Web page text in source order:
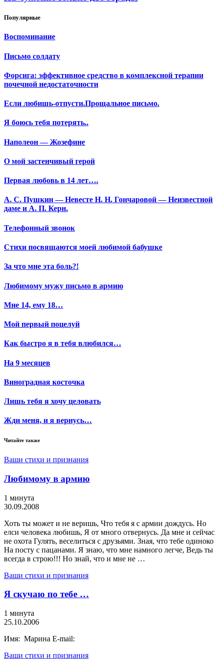
Популярные
Воспоминание
Письмо солдату
Форсига: эффективное средство в комплексной терапии
почечной недостаточности
Если любишь-отпусти.Прощальное письмо.
Я боюсь тебя потерять..
Наполеон — Жозефине
О мой застенчивый герой
Первая любовь в 14 лет….
А. С. Пушкин — Невесте Н. Н. Гончаровой — Неизвестной
даме и А. П. Керн.
Телефонный звонок
Стихи посвящаются моей любимой бабушке
За что мне эта боль?!
Любимому мужу письмо в армию
Мне 14, ему 18…
Мой первый поцелуй
Как быстро я в тебя влюбился…
На 9 месяцев
Виноградная косточка
Лишь тебя я хочу целовать
Жди меня, и я вернусь…
Читайте также
Ваши стихи и признания
Любимому в армию
1 минута
30.09.2008
Хоть ты может и не веришь, Что тебя я с армии дождусь. Но
елси человека любишь, Я от много отвернусь. Да мне и сейчас
не охота Гулять, веселиться с друзьями. Зная, что тебе одиноко
На посту с пацанами. Я знаю, что мне намного легче, Ведь ты
всегда в строю!!! Но знай, что и мне не …
Ваши стихи и признания
Я скучаю по тебе …
1 минута
25.10.2006
Имя: Марина E-mail:
Ваши стихи и признания